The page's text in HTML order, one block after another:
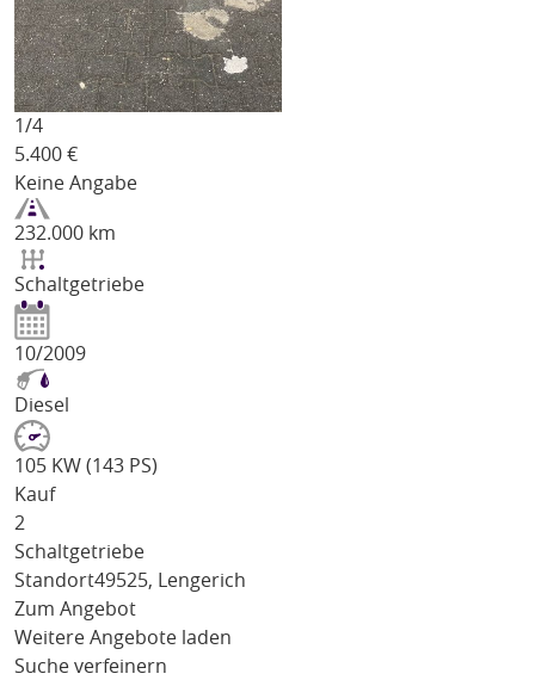
1/4
5.400 €
Keine Angabe
232.000 km
Schaltgetriebe
10/2009
Diesel
105 KW (143 PS)
Kauf
2
Schaltgetriebe
Standort49525, Lengerich
Zum Angebot
Weitere Angebote laden
Suche verfeinern